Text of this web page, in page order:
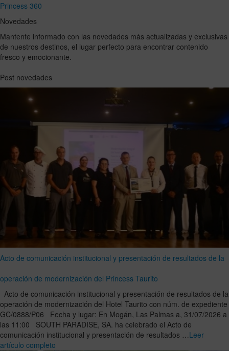
Princess 360
Novedades
Mantente informado con las novedades más actualizadas y exclusivas
de nuestros destinos, el lugar perfecto para encontrar contenido
fresco y emocionante.
Post novedades
Acto de comunicación institucional y presentación de resultados de la
operación de modernización del Princess Taurito
Acto de comunicación institucional y presentación de resultados de la
operación de modernización del Hotel Taurito con núm. de expediente
GC/0888/P06 Fecha y lugar: En Mogán, Las Palmas a, 31/07/2026 a
las 11:00 SOUTH PARADISE, SA. ha celebrado el Acto de
comunicación institucional y presentación de resultados …Leer
artículo completo